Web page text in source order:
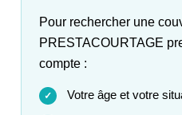
Pour rechercher une
PRESTACOURTAGE
compte :
✓ Votre âge et votre